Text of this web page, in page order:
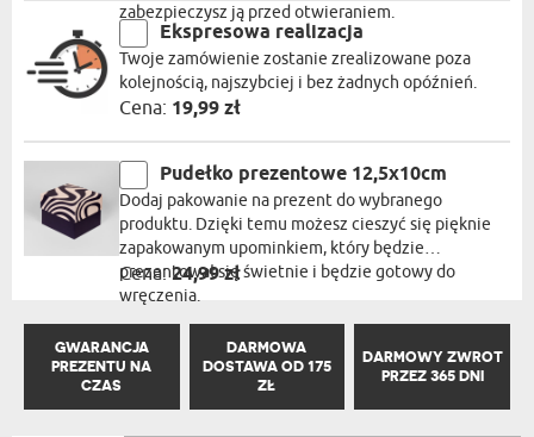
zabezpieczysz ją przed otwieraniem.
Ekspresowa realizacja
Twoje zamówienie zostanie zrealizowane poza
kolejnością, najszybciej i bez żadnych opóźnień.
Cena: 19,99 zł
Pudełko prezentowe 12,5x10cm
Dodaj pakowanie na prezent do wybranego
produktu. Dzięki temu możesz cieszyć się pięknie
zapakowanym upominkiem, który będzie
prezentował się świetnie i będzie gotowy do
wręczenia.
Cena:24,99 zł
GWARANCJA
PREZENTU NA
CZAS
DARMOWA
DOSTAWA OD 175
ZŁ
DARMOWY ZWROT
PRZEZ 365 DNI